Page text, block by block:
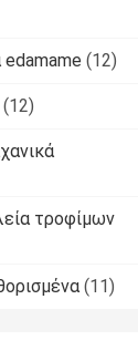
(12)
(12)
τροφίμων
(11)